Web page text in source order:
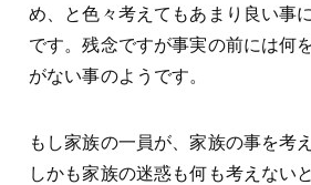
め、と色々考えてもあまり良い事
です。残念ですが事実の前には何
がない事のようです。
もし家族の一員が、家族の事を考
しかも家族の迷惑も何も考えない